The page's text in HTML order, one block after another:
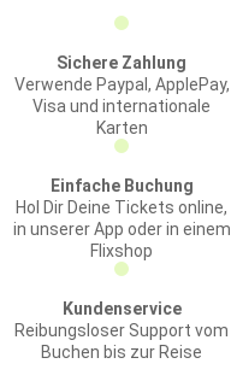
Sichere Zahlung
Verwende Paypal, ApplePay,
Visa und internationale
Karten
Einfache Buchung
Hol Dir Deine Tickets online,
in unserer App oder in einem
Flixshop
Kundenservice
Reibungsloser Support vom
Buchen bis zur Reise